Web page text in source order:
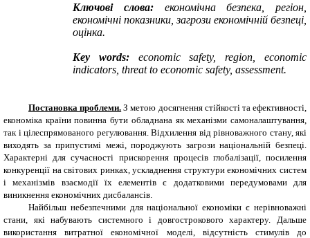
Ключові слова:економічна безпека, регіон,
економічні показники, загрози економічній безпеці,
оцінка.
Key words: economic safety, region, economic
indicators, threat to economic safety, assessment.
Постановка проблеми. З метою досягнення стійкості та ефективності,
економіка країни повинна бути обладнана як механізми самоналаштування,
так і цілеспрямованого регулювання. Відхилення від рівноважного стану, які
виходять за припустимі межі, породжують загрози національній безпеці.
Характерні для сучасності прискорення процесів глобалізації, посилення
конкуренції на світових ринках, ускладнення структури економічних систем
і механізмів взаємодії їх елементів є додатковими передумовами для
виникнення економічних дисбалансів.
Найбільш небезпечними для національної економіки є нерівноважні
стани, які набувають системного і довгострокового характеру. Дальше
використання витратної економічної моделі, відсутність стимулів до